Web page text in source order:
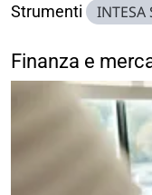
Strumenti INTESA
Finanza e